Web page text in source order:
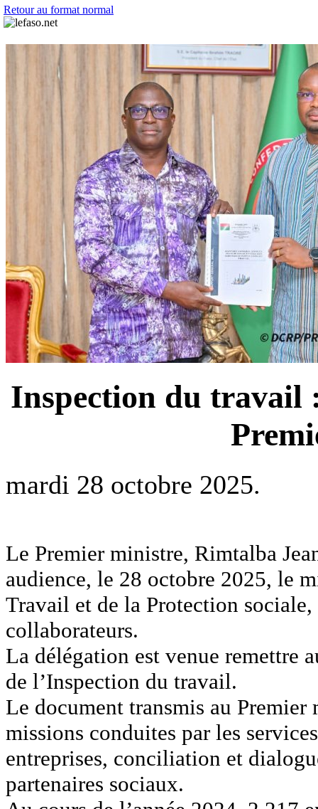
Retour au format normal
Inspection du travail
mardi 28 octobre 2025.
Le Premier ministre, Rimtalba
audience, le 28 octobre 2025, le
Travail et de la Protection
collaborateurs.
La délégation est venue remettre
de l’Inspection du travail.
Le document transmis au Premier
missions conduites par les
entreprises, conciliation et
partenaires sociaux.